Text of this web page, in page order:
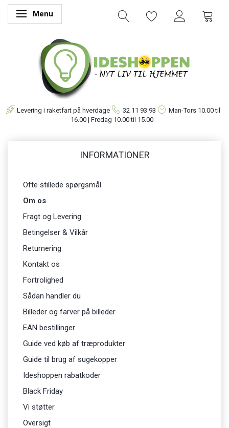
Skifte navigation
Menu
Levering i raketfart på hverdage 32 11 93 93 Man-Tors 10.00 til
16.00 | Fredag 10.00 til 15.00
INFORMATIONER
Ofte stillede spørgsmål
Om os
Fragt og Levering
Betingelser & Vilkår
Returnering
Kontakt os
Fortrolighed
Sådan handler du
Billeder og farver på billeder
EAN bestillinger
Guide ved køb af træprodukter
Guide til brug af sugekopper
Ideshoppen rabatkoder
Black Friday
Vi støtter
Oversigt